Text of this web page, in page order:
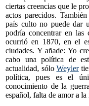
ciertas creencias que le
actos parecidos.
país culto no puede dar
podría concentrar en las
ocurrió en 1870, en el
ciudades. Y añade: Yo
cabo una política de
actualidad, sóloWeyler
política, pues es el
conocimiento de la
español, falta de amor a la